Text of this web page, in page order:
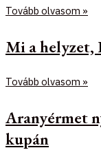
Tovább olvasom »
Mi a helyzet,
Tovább olvasom »
Aranyérmet
kupán